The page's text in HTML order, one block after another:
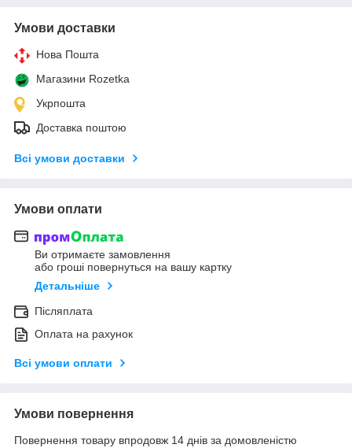
Умови доставки
Нова Пошта
Магазини Rozetka
Укрпошта
Доставка поштою
Всі умови доставки
Умови оплати
Ви отримаєте замовлення
або гроші повернуться на вашу картку
Детальніше
Післяплата
Оплата на рахунок
Всі умови оплати
Умови повернення
Повернення товару впродовж 14 днів за домовленістю